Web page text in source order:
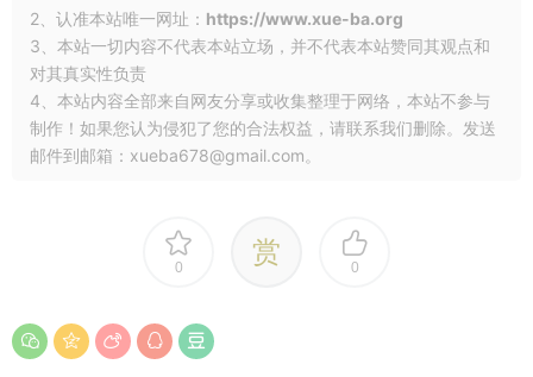
2、认准本站唯一网址： https://www.xue-ba.org
3、本站一切内容不代表本站立场，并不代表本站赞同其观点和
对其真实性负责
4、本站内容全部来自网友分享或收集整理于网络，本站不参与
制作！如果您认为侵犯了您的合法权益，请联系我们删除。发送
邮件到邮箱：xueba678@gmail.com。
0 赏 0